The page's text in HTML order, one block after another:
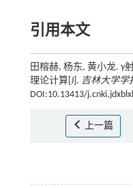
引用本文
田榕赫, 杨东, 黄小龙. γ
理论计算[J]. 吉林大学学
DOI:10.13413/
上一篇